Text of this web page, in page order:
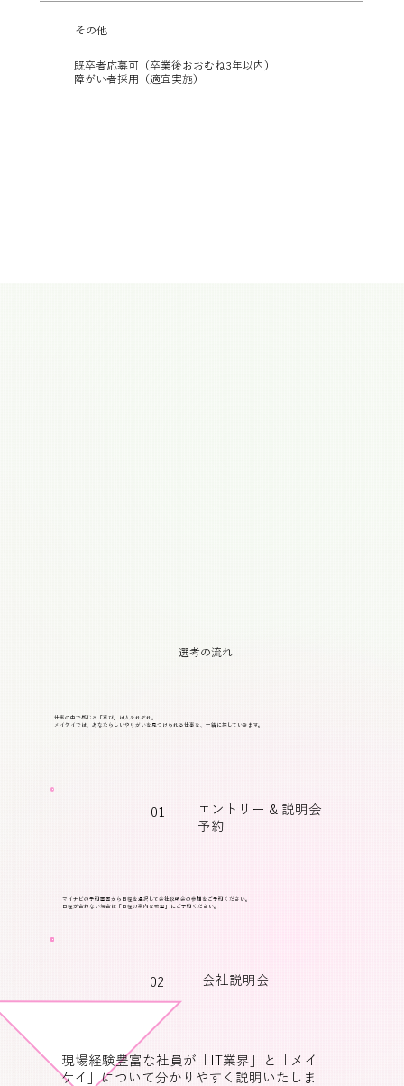
​その他
既卒者応募可（卒業後おおむね3年以内）
障がい者採用（適宜実施）
​選考の流れ
仕事の中で感じる「喜び」は人それぞれ。
メイケイでは、あなたらしいやりがいを見つけられる仕事を、一緒に探していきます。
01
エントリー & 説明会
予約
マイナビの予約画面から日程を選択して会社説明会の参加をご予約ください。
日程が合わない場合は「日程の案内を希望」にご予約ください。
02 会社説明会
現場経験豊富な社員が「IT業界」と「メイ
ケイ」について分かりやすく説明いたしま